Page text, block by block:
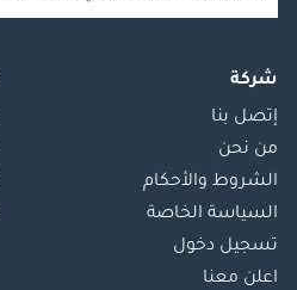
شركة
إتصل بنا
من نحن
الشروط والأحكام
السياسة الخاصة
تسجيل دخول
اعلن معنا